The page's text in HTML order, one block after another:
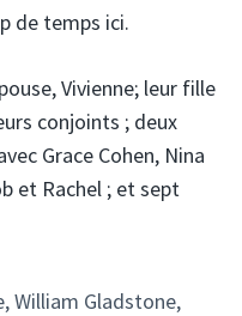
de temps ici.
Vivienne; leur fille
conjoints ; deux
Grace Cohen, Nina
et Rachel ; et sept
William Gladstone,